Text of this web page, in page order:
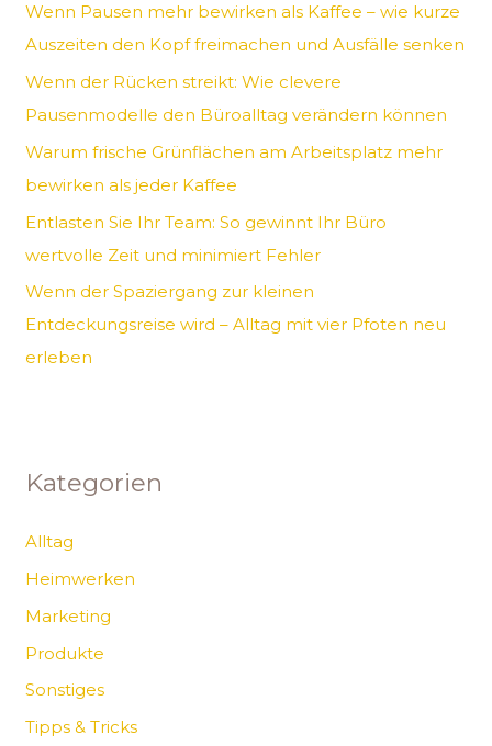
n
a
c
h
:
Wenn Pausen mehr bewirken als Kaffee – wie kurze
Auszeiten den Kopf freimachen und Ausfälle senken
Wenn der Rücken streikt: Wie clevere
Pausenmodelle den Büroalltag verändern können
Warum frische Grünflächen am Arbeitsplatz mehr
bewirken als jeder Kaffee
Entlasten Sie Ihr Team: So gewinnt Ihr Büro
wertvolle Zeit und minimiert Fehler
Wenn der Spaziergang zur kleinen
Entdeckungsreise wird – Alltag mit vier Pfoten neu
erleben
Kategorien
Alltag
Heimwerken
Marketing
Produkte
Sonstiges
Tipps & Tricks